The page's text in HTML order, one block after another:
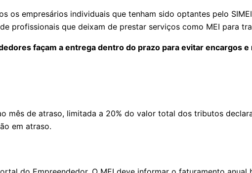
os empresários individuais que tenham sido optantes pelo
profissionais que deixam de prestar serviços como MEI para
façam a entrega dentro do prazo para evitar encargos e
mês de atraso, limitada a 20% do valor total dos tributos
em atraso.